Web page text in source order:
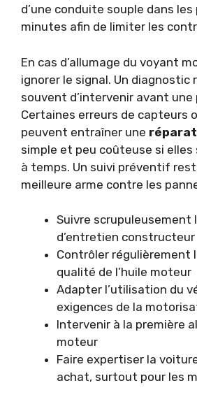
d’une conduite souple dans les
minutes afin de limiter les
En cas d’allumage du voyant
ignorer le signal. Un diagnostic
souvent d’intervenir avant une
Certaines erreurs de capteurs
peuvent entraîner une
simple et peu coûteuse si
à temps. Un suivi préventif
meilleure arme contre les
Suivre scrupuleusement
d’entretien constructeur
Contrôler régulièrement
qualité de l’huile moteur
Adapter l’utilisation du
exigences de la
Intervenir à la première
moteur
Faire expertiser la
achat, surtout pour les